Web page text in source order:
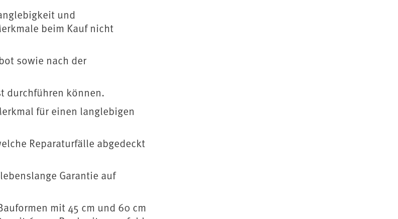
und
beim Kauf nicht
sowie nach der
durchführen können.
für einen langlebigen
Reparaturfälle abgedeckt
Garantie auf
mit 45 cm und 60 cm